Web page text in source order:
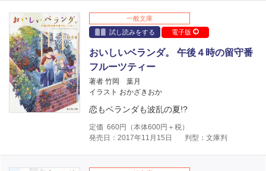
一般文庫
試し読みをする
電子版
おいしいベランダ。 午後４時の留守番
フルーツティー
著者 竹岡 葉月
イラスト おかざきおか
恋もベランダも波乱の夏!?
定価 660円（本体600円＋税）
発売日：2017年11月15日
判型：文庫判